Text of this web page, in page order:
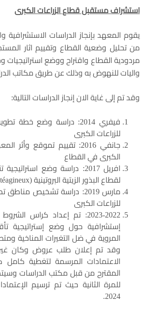
استشراف مستقبل قطاع الزراعات الكبرى
يقوم المعهد بإنجاز الدراسات الاستشرافية
من تحليل وضعية القطاع وتقييم اثار
مردودية القطاع واقتراح ووضع
واليات للنهوض به وذلك عن طريق مكاتب
وقد تم إلى غاية الان إنجاز الدراسات التالية:
فيفري 2014: دراسة وضع خطة
للزراعات الكبرى
جانفي 2016: تقييم تموقع وأثر
الكبرى في القطاع
افريل 2017: دراسة وضع
لقطاع البذور الزيتية البروتينية (Oléo-protéagineux)
مارس 2019: دراسة تشخيص
للزراعات الكبرى
2023-2022: تم إعداد كراس
إستشرافية حول وضع إستراتيجية
المروية في ضل التغيرات المناخية
وقد تم إعلان طلب عروض وكان
الاعتمادات المرسمة لتغطية كامل
المقترح من قبل مكتب الدراسات
للمرة الثانية حيث تم ترسيم
2024.